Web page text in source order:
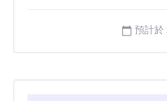
calendar_today 預計於